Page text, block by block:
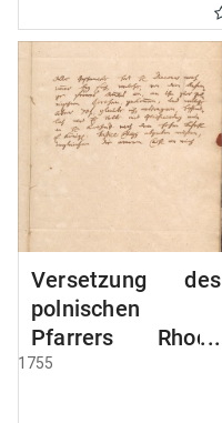
Versetzung des
polnischen
Pfarrers Rhode
nach Deutsch
1755